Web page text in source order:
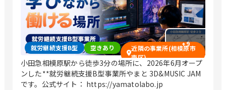
+9
就労継続支援B型 空きあり
近隣の事業所(相模原市
南区)
小田急相模原駅から徒歩3分の場所に、2026年6月オープ
ンした**就労継続支援B型事業所やまと 3D&MUSIC JAM
です。公式サイト： https://yamatolabo.jp